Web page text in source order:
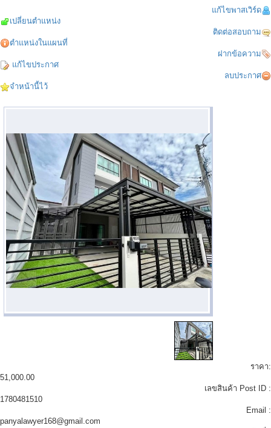
แก้ไขพาสเวิร์ด
เปลี่ยนตำแหน่ง
ติดต่อสอบถาม
ตำแหน่งในแผนที่
ฝากข้อความ
แก้ไขประกาศ
ลบประกาศ
จำหน้านี้ไว้
ราคา:
51,000.00
เลขสินค้า Post ID :
1780481510
Email :
panyalawyer168@gmail.com